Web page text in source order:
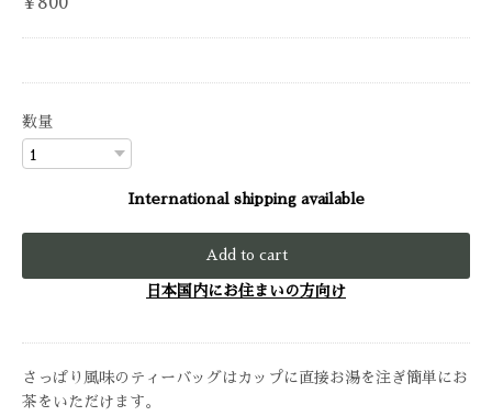
数量
International shipping available
Add to cart
日本国内にお住まいの方向け
さっぱり風味のティーバッグはカップに直接お湯を注ぎ簡単にお
茶をいただけます。